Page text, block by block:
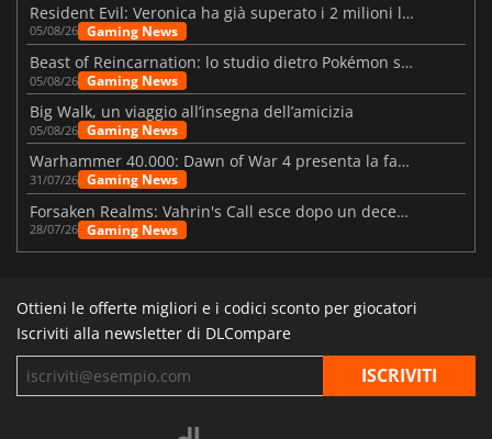
Resident Evil: Veronica ha già superato i 2 milioni liste dei desideri
05/08/26 Gaming News
Beast of Reincarnation: lo studio dietro Pokémon su una nuova strada
05/08/26 Gaming News
Big Walk, un viaggio all’insegna dell’amicizia
05/08/26 Gaming News
Warhammer 40.000: Dawn of War 4 presenta la fazione dei Necron
31/07/26 Gaming News
Forsaken Realms: Vahrin's Call esce dopo un decennio di sviluppo
28/07/26 Gaming News
Ottieni le offerte migliori e i codici sconto per giocatori
Iscriviti alla newsletter di DLCompare